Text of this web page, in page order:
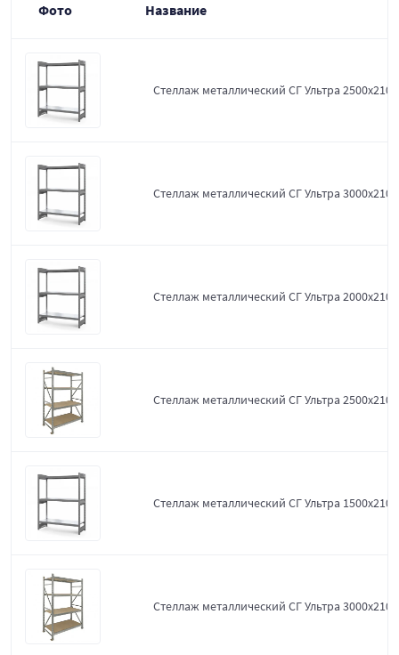
Фото Название
Стеллаж металлический СГ Ультра
Стеллаж металлический СГ Ультра
Стеллаж металлический СГ Ультра
Стеллаж металлический СГ Ультра
Стеллаж металлический СГ Ультра
Стеллаж металлический СГ Ультра